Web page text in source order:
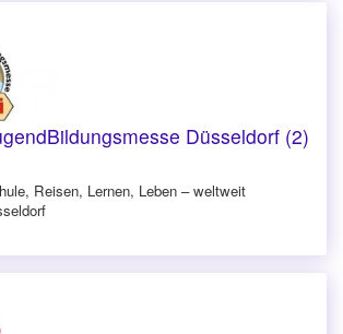
Düsseldorf (2)
Reisen, Lernen, Leben – weltweit